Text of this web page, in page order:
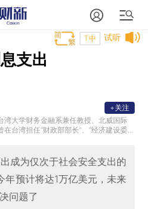
试听
T中
支出
湾大学财务金融系兼任教授、北威国际
台湾担任“财政部部长”、“经济建设委
首席经济顾问。曾任台湾大学财务金融
长，并曾任教于纽约、澳洲等全球多所
治系学士、美国芝加哥大学企管硕士暨
+关注
成为仅次于社会安全支出的
年预计将达1万亿美元，未来
问题了